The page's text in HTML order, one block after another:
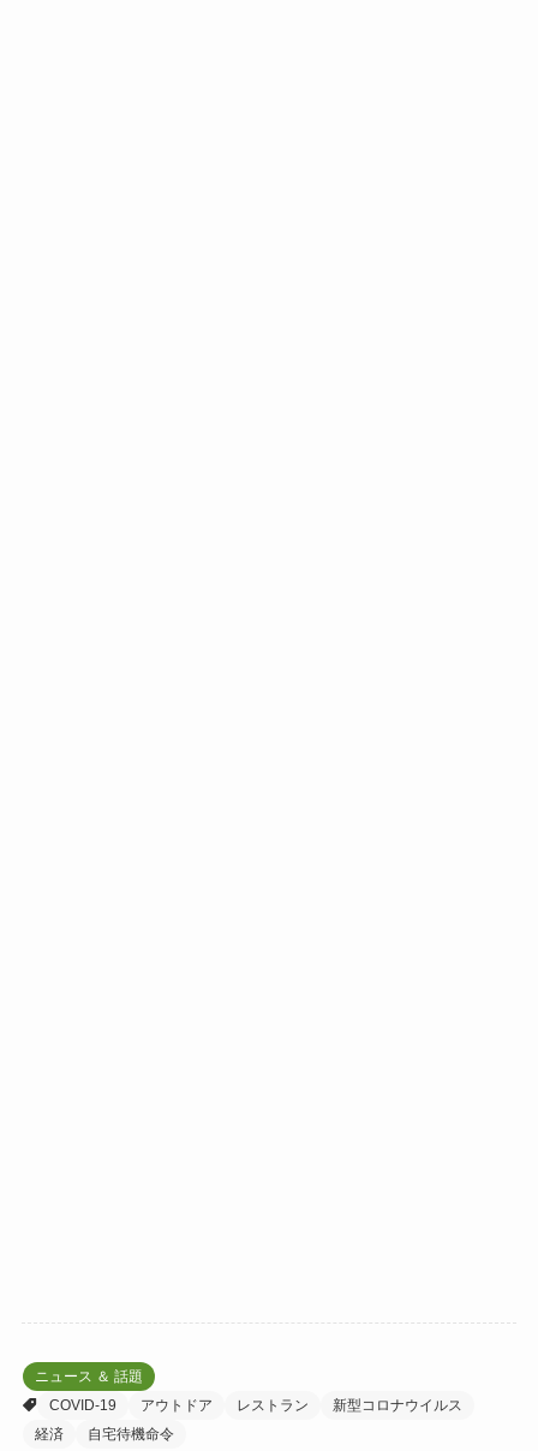
ニュース ＆ 話題
COVID-19
アウトドア レストラン
新型コロナウイルス
経済
自宅待機命令